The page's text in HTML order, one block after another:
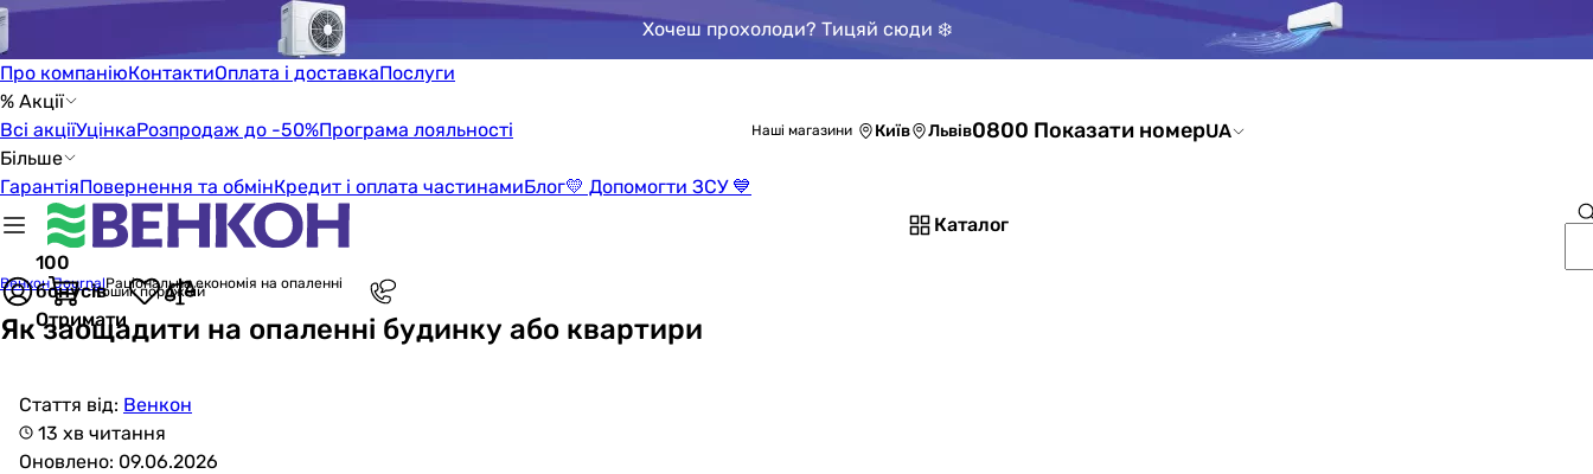
Хочеш прохолоди? Тицяй сюди ❄️
Про компаніюКонтактиОплата і доставкаПослуги
% Акції
Всі акціїУцінкаРозпродаж до -50%Програма лояльності
Більше
ГарантіяПовернення та обмінКредит і оплата частинамиБлог💛 Допомогти ЗСУ 💙
Наші магазини Київ Львів0800 Показати номерUA
Каталог
100
бонусів
Отримати
Кошик порожній
Венкон JournalРаціональна економія на опаленні
Як заощадити на опаленні будинку або квартири
Стаття від: Венкон
13 хв читання
Оновлено: 09.06.2026